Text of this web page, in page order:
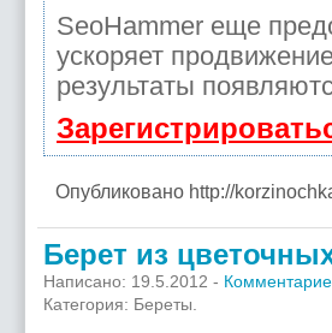
SeoHammer еще
ускоряет
результаты
Опубликовано http://
Берет из
Написано: 19.5.2012 -
Категория: Береты.